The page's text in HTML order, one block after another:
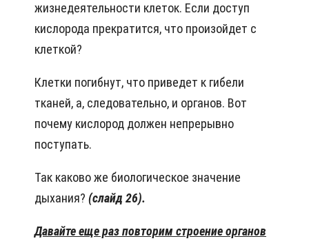
жизнедеятельности клеток. Если доступ
кислорода прекратится, что произойдет с
клеткой?
Клетки погибнут, что приведет к гибели
тканей, а, следовательно, и органов. Вот
почему кислород должен непрерывно
поступать.
Так каково же биологическое значение
дыхания? (слайд 26).
Давайте еще раз повторим строение органов